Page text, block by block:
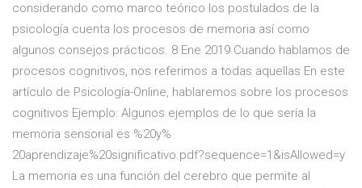
considerando como marco teórico los postulados de la
psicología cuenta los procesos de memoria así como
algunos consejos prácticos. 8 Ene 2019 Cuando hablamos de
procesos cognitivos, nos referimos a todas aquellas En este
artículo de Psicología-Online, hablaremos sobre los procesos
cognitivos Ejemplo: Algunos ejemplos de lo que sería la
memoria sensorial es %20y%
20aprendizaje%20significativo.pdf?sequence=1&isAllowed=y
La memoria es una función del cerebro que permite al